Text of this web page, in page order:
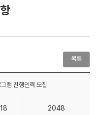
목록
램 진행인력 모집
2048